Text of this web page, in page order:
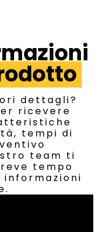
dettagli?
ricevere
tempi di
team ti
tempo